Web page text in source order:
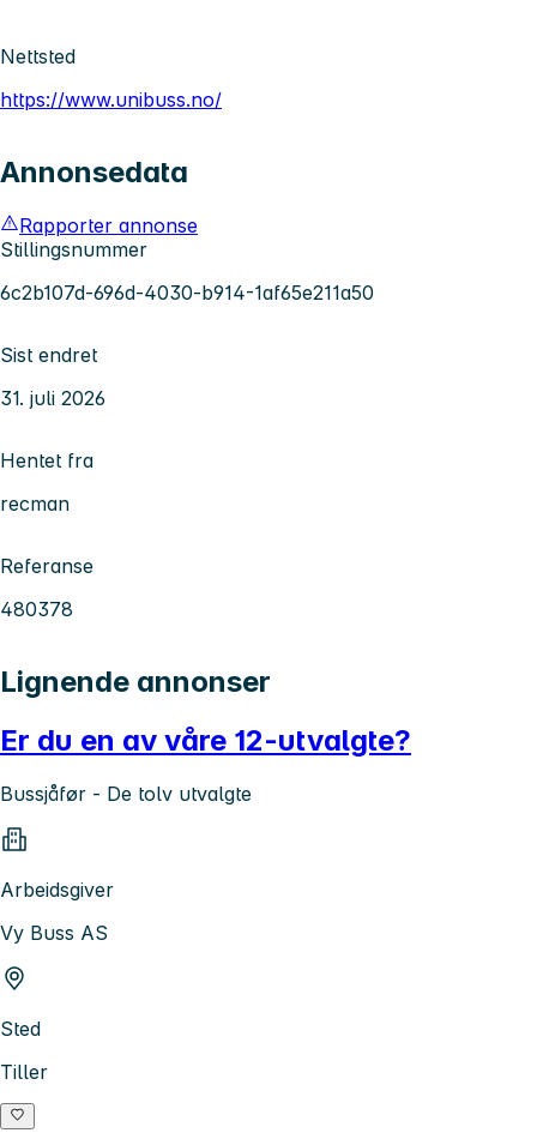
Nettsted
https://www.unibuss.no/
Annonsedata
Rapporter annonse
Stillingsnummer
6c2b107d-696d-4030-b914-1af65e211a50
Sist endret
31. juli 2026
Hentet fra
recman
Referanse
480378
Lignende annonser
Er du en av våre 12-utvalgte?
Bussjåfør - De tolv utvalgte
Arbeidsgiver
Vy Buss AS
Sted
Tiller